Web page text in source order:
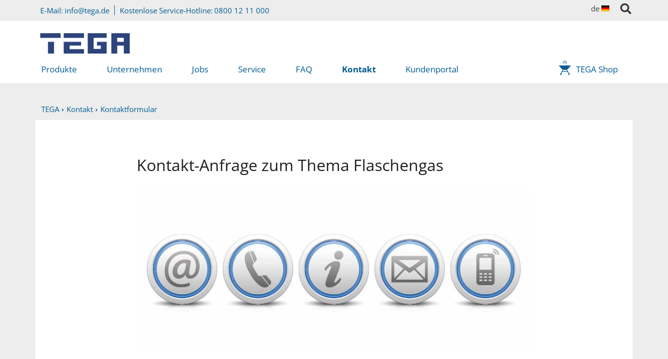
Hauptinhalt
zum Servicemenü
E-Mail: info@tega.de Kostenlose Service-Hotline: 0800 12 11 000 de
Produkte Unternehmen Jobs Service FAQ Kontakt Kundenportal TEGA Shop
TEGA Kontakt Kontaktformular
Kontakt-Anfrage zum Thema Flaschengas